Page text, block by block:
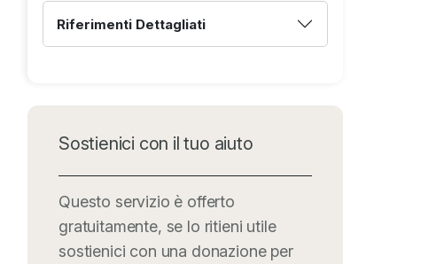
Riferimenti Dettagliati
Sostienici con il tuo aiuto
Questo servizio è offerto
gratuitamente, se lo ritieni utile
sostienici con una donazione per